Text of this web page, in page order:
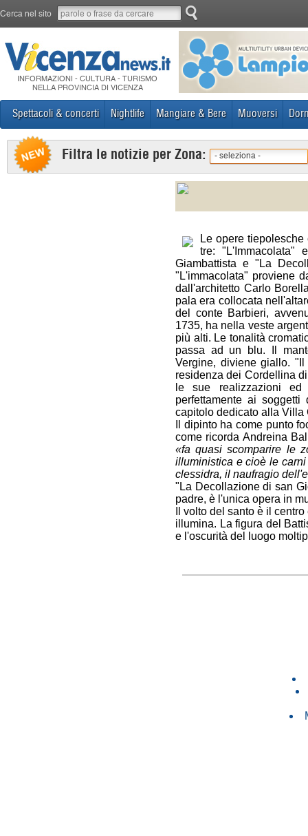
Cerca nel sito
INFORMAZIONI - CULTURA - TURISMO
NELLA PROVINCIA DI VICENZA
Spettacoli & concerti Nightlife Mangiare & Bere Muoversi
Filtra le notizie per Zona: - seleziona -
Le opere
tre: "L'Immacolata"
Giambattista e "La
"L'immacolata" proviene
dall'architetto Carlo
pala era collocata
del conte Barbieri,
1735, ha nella veste
più alti. Le tonalità
passa ad un blu. Il
Vergine, diviene giallo.
residenza dei Cordellina
le sue realizzazioni
perfettamente ai
capitolo dedicato alla Villa
Il dipinto ha come punto
come ricorda Andreina
«fa quasi scomparire le
illuministica e cioè le
clessidra, il naufragio
"La Decollazione di san
padre, è l'unica opera in
Il volto del santo è il
illumina. La figura del
e l'oscurità del luogo